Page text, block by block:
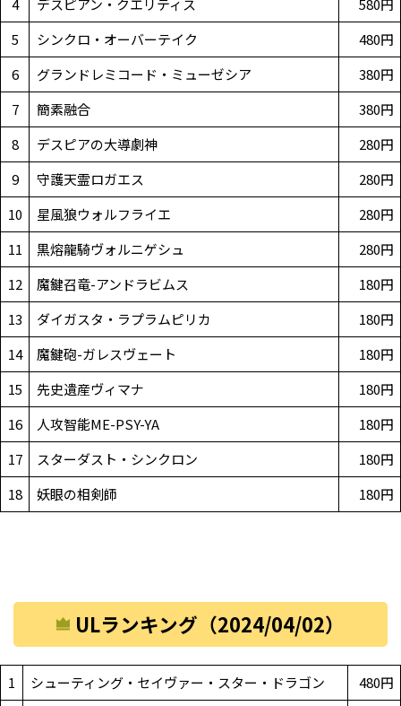
5
シンクロ・オーバーテイク
480円
6
グランドレミコード・ミューゼシア
380円
7
簡素融合
380円
8
デスピアの大導劇神
280円
9
守護天霊ロガエス
280円
10
星風狼ウォルフライエ
280円
11
黒熔龍騎ヴォルニゲシュ
280円
12
魔鍵召竜-アンドラビムス
180円
13
ダイガスタ・ラプラムピリカ
180円
14
魔鍵砲-ガレスヴェート
180円
15
先史遺産ヴィマナ
180円
16
人攻智能ME-PSY-YA
180円
17
スターダスト・シンクロン
180円
18
妖眼の相剣師 180円
ULランキング（2024/04/02）
1 シューティング・セイヴァー・スター・ドラゴン
480円